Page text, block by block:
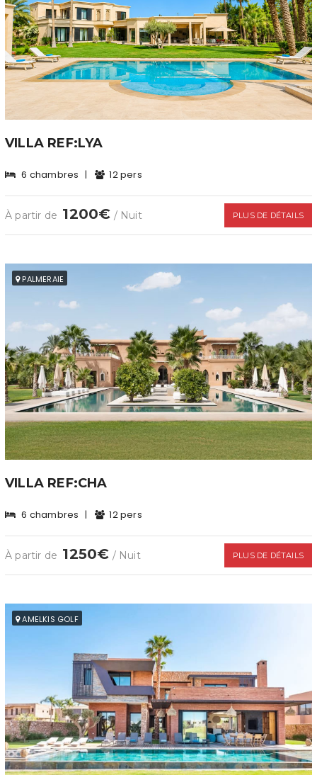
VILLA REF:LYA
6 chambres | 12 pers
À partir de 1200€ / Nuit PLUS DE DÉTAILS
PALMERAIE
VILLA REF:CHA
6 chambres | 12 pers
À partir de 1250€ / Nuit PLUS DE DÉTAILS
AMELKIS GOLF